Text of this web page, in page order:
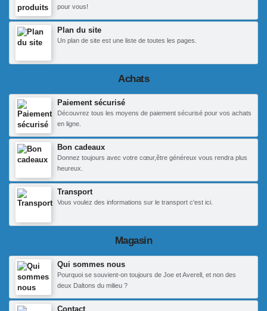
pour vous!
Plan du site
Un plan de site est une liste de toutes les pages.
Achats
Paiement sécurisé
Découvrez tous les moyens de paiement sécurisé pour vos achats
en ligne.
Bon cadeaux
Donnez toujours avec votre cœur,être généreux vous rendra plus
heureux.
Transport
Vous voulez des informations sur le transport c'est ici.
Magasin
Qui sommes nous
Pourquoi se souvient-on toujours de Joe et Averell, et non des
deux Daltons du milieu ?
Contact